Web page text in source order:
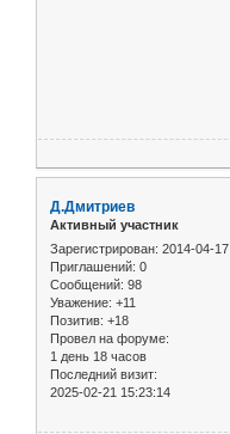
Д.Дмитриев
Активный участник
Зарегистрирован: 2014-04-17
Приглашений: 0
Сообщений: 98
Уважение: +11
Позитив: +18
Провел на форуме:
1 день 18 часов
Последний визит:
2025-02-21 15:23:14